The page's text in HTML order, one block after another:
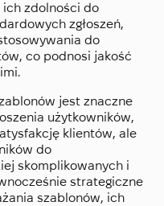
ich zdolności do
zgłoszeń,
do
co podnosi jakość
jest znaczne
użytkowników,
klientów, ale
do
skomplikowanych i
strategiczne
szablonów, ich